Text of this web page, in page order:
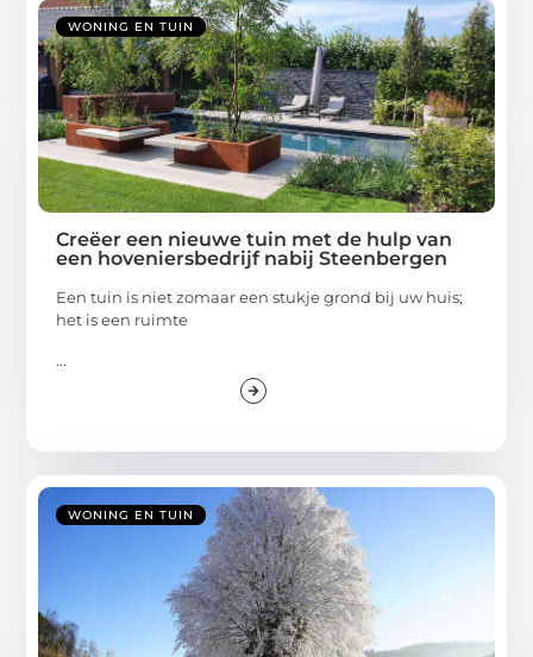
WONING EN TUIN
Creëer een nieuwe tuin met de hulp van
een hoveniersbedrijf nabij Steenbergen
Een tuin is niet zomaar een stukje grond bij uw huis;
het is een ruimte
...
WONING EN TUIN